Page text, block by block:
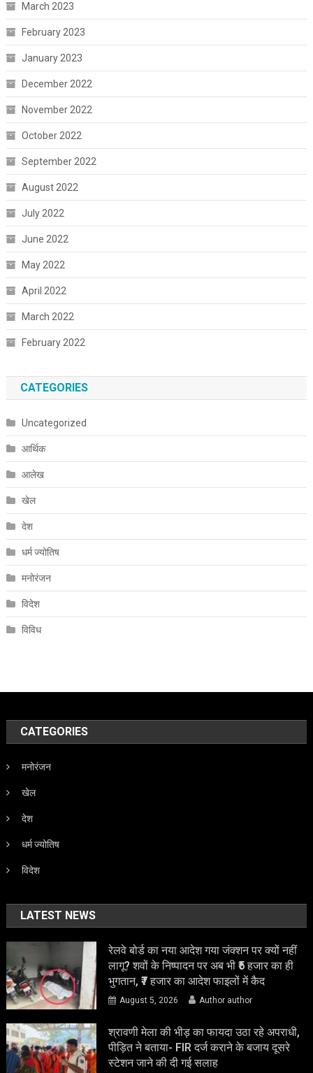
March 2023
February 2023
January 2023
December 2022
November 2022
October 2022
September 2022
August 2022
July 2022
June 2022
May 2022
April 2022
March 2022
February 2022
CATEGORIES
Uncategorized
आर्थिक
आलेख
खेल
देश
धर्म ज्योतिष
मनोरंजन
विदेश
विविध
CATEGORIES
मनोरंजन
खेल
देश
धर्म ज्योतिष
विदेश
LATEST NEWS
रेलवे बोर्ड का नया आदेश गया जंक्शन पर क्यों नहीं
लागू? शवों के निष्पादन पर अब भी ₹5 हजार का ही
भुगतान, ₹7 हजार का आदेश फाइलों में कैद
August 5, 2026 Author author
श्रावणी मेला की भीड़ का फायदा उठा रहे अपराधी,
पीड़ित ने बताया- FIR दर्ज कराने के बजाय दूसरे
स्टेशन जाने की दी गई सलाह